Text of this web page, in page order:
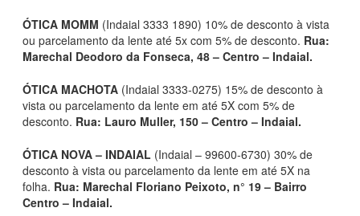
ÓTICA MOMM (Indaial 3333 1890) 10% de desconto à vista
ou parcelamento da lente até 5x com 5% de desconto. Rua:
Marechal Deodoro da Fonseca, 48 – Centro – Indaial.
ÓTICA MACHOTA (Indaial 3333-0275) 15% de desconto à
vista ou parcelamento da lente em até 5X com 5% de
desconto. Rua: Lauro Muller, 150 – Centro – Indaial.
ÓTICA NOVA – INDAIAL (Indaial – 99600-6730) 30% de
desconto à vista ou parcelamento da lente em até 5X na
folha. Rua: Marechal Floriano Peixoto, n° 19 – Bairro
Centro – Indaial.